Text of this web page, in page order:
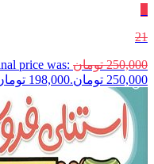
21
250,000 تومان price was:
250,000 تومان.
198,000